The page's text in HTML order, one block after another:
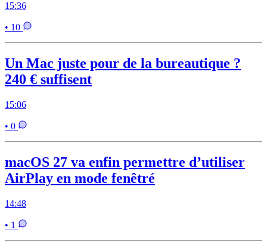
15:36
• 10
Un Mac juste pour de la bureautique ?
240 € suffisent
15:06
• 0
macOS 27 va enfin permettre d’utiliser
AirPlay en mode fenêtré
14:48
• 1